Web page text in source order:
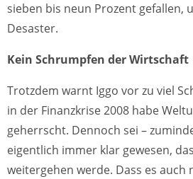
sieben bis neun Prozent gefallen,
Desaster.
Kein Schrumpfen der Wirtschaft
Trotzdem warnt Iggo vor zu viel
in der Finanzkrise 2008 habe
geherrscht. Dennoch sei –
eigentlich immer klar gewesen,
weitergehen werde. Dass es auch